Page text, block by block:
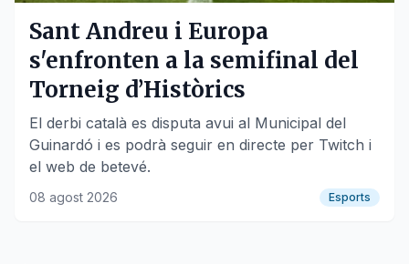
Sant Andreu i Europa
s'enfronten a la semifinal del
Torneig d’Històrics
El derbi català es disputa avui al Municipal del
Guinardó i es podrà seguir en directe per Twitch i
el web de betevé.
08 agost 2026 Esports